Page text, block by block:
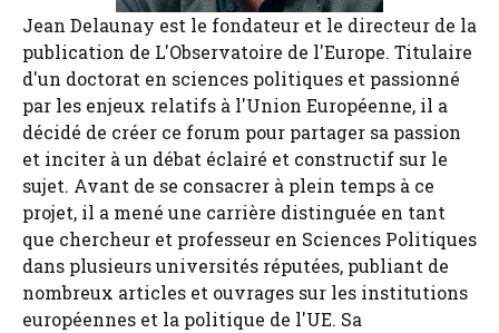
Jean Delaunay est le fondateur et le directeur de la
publication de L'Observatoire de l'Europe. Titulaire
d'un doctorat en sciences politiques et passionné
par les enjeux relatifs à l'Union Européenne, il a
décidé de créer ce forum pour partager sa passion
et inciter à un débat éclairé et constructif sur le
sujet. Avant de se consacrer à plein temps à ce
projet, il a mené une carrière distinguée en tant
que chercheur et professeur en Sciences Politiques
dans plusieurs universités réputées, publiant de
nombreux articles et ouvrages sur les institutions
européennes et la politique de l'UE. Sa